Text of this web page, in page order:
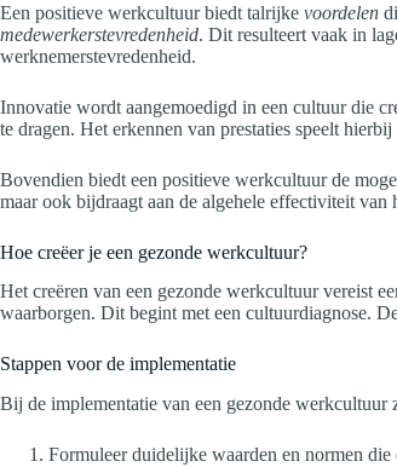
Een positieve werkcultuur biedt talrijke voordelen
medewerkerstevredenheid. Dit resulteert vaak in
werknemerstevredenheid.
Innovatie wordt aangemoedigd in een cultuur die
te dragen. Het erkennen van prestaties speelt
Bovendien biedt een positieve werkcultuur de
maar ook bijdraagt aan de algehele effectiviteit van
Hoe creëer je een gezonde werkcultuur?
Het creëren van een gezonde werkcultuur vereist
waarborgen. Dit begint met een cultuurdiagnose.
Stappen voor de implementatie
Bij de implementatie van een gezonde werkcultuur
Formuleer duidelijke waarden en normen die